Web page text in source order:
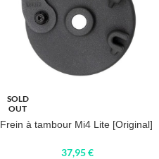
SOLD
OUT
Frein à tambour Mi4 Lite [Original]
37,95€